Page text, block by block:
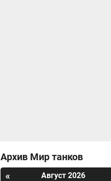
Архив Мир танков
«
Август 2026